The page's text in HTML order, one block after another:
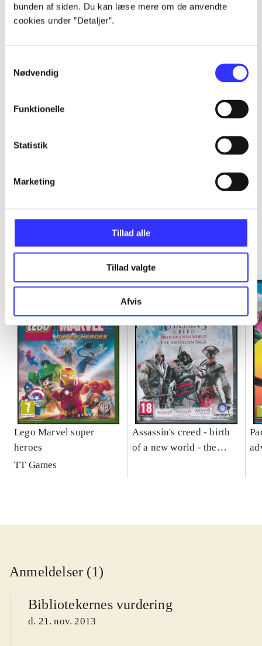
bunden af siden. Du kan læse mere om de anvendte
cookies under ”Detaljer”.
Nødvendig
Funktionelle
Statistik
Marketing
Tillad alle
Tillad valgte
Afvis
...
Minder om
Lego Marvel super
heroes
TT Games
Assassin's creed - birth
of a new world - the
Anmeldelser (1)
Bibliotekernes vurdering
d. 21. nov. 2013